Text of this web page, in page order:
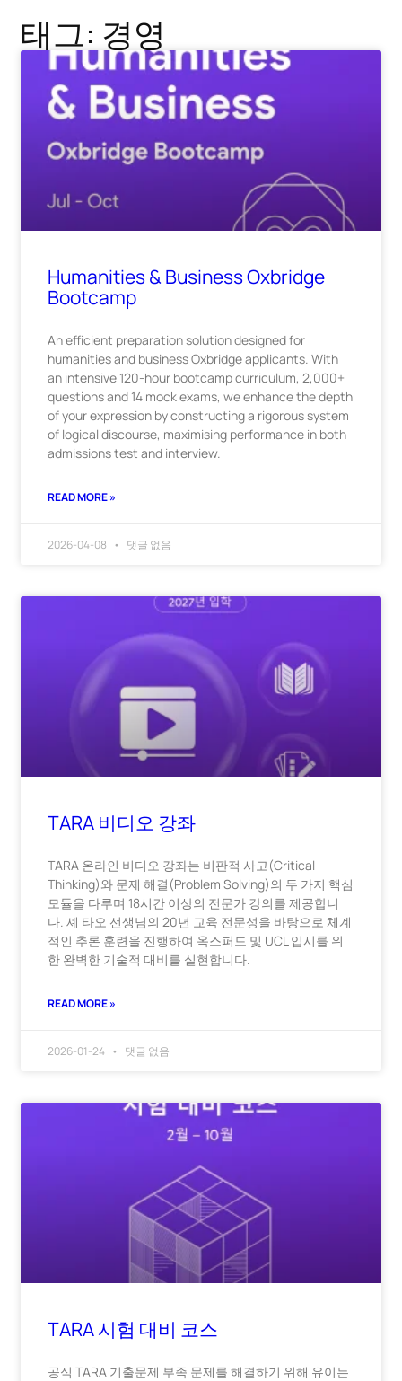
태그: 경영
Humanities & Business Oxbridge
Bootcamp
An efficient preparation solution designed for
humanities and business Oxbridge applicants. With
an intensive 120-hour bootcamp curriculum, 2,000+
questions and 14 mock exams, we enhance the depth
of your expression by constructing a rigorous system
of logical discourse, maximising performance in both
admissions test and interview.
READ MORE »
2026-04-08 댓글 없음
TARA 비디오 강좌
TARA 온라인 비디오 강좌는 비판적 사고(Critical
Thinking)와 문제 해결(Problem Solving)의 두 가지 핵심
모듈을 다루며 18시간 이상의 전문가 강의를 제공합니
다. 셰 타오 선생님의 20년 교육 전문성을 바탕으로 체계
적인 추론 훈련을 진행하여 옥스퍼드 및 UCL 입시를 위
한 완벽한 기술적 대비를 실현합니다.
READ MORE »
2026-01-24 댓글 없음
TARA 시험 대비 코스
공식 TARA 기출문제 부족 문제를 해결하기 위해 유이는